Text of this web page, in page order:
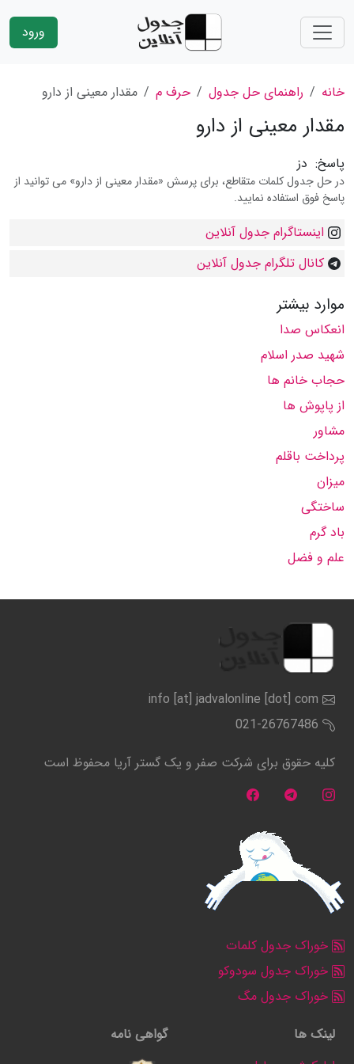
ورود
خانه راهنمای حل جدول حرف م مقدار معینی از دارو
مقدار معینی از دارو
پاسخ: دز
در حل جدول کلمات متقاطع، برای پرسش «مقدار معینی از دارو» می توانید از
پاسخ فوق استفاده نمایید.
اینستاگرام جدول آنلاین
کانال تلگرام جدول آنلاین
موارد بیشتر
انعكاس صدا
شهید صدر اسلام
حجاب خانم ها
از پاپوش ها
مشاور
پرداخت باقلم
میزان
ساختگی
باد گرم
علم و فضل
info [at] jadvalonline [dot] com
021-26767486
کلیه حقوق برای شرکت صفر و یک گستر آریا محفوظ است
خوراک جدول کلمات
خوراک جدول سودوکو
خوراک جدول مگ
لینک ها
گواهی نامه